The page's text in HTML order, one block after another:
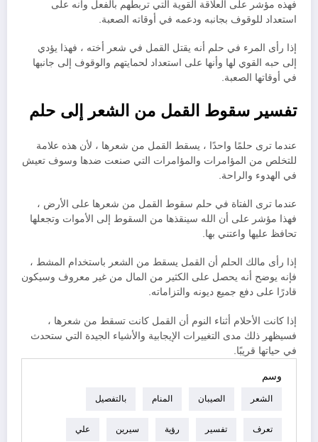
فهذه مؤشر على العلاقة القوية التي تربطهم بالفعل وأنه على
استعداد للوقوف بجانبه ودعمه في أوقاته الصعبة.
إذا رأى المرء في حلم أنه يقتل القمل في شعر أخته ، فهذا يؤدي
إلى حبه القوي لها وأنها على استعداد لحمايتهم والوقوف إلى جانبها
في أوقاتها الصعبة.
تفسير سقوط القمل من الشعر إلى حلم
عندما ترى حلمًا واحدًا ، يسقط القمل من شعرها ، لأن هذه علامة
للتخلص من المؤامرات والمؤامرات التي صنعت ضدها وسوف تعيش
في الهدوء والراحة.
عندما ترى الفتاة في حلم سقوط القمل من شعرها على الأرض ،
فهذا مؤشر على أن الله سينقذها من السقوط إلى الأموات وتجعلها
تحافظ عليها واعتني بها.
إذا رأى مالك الحلم أن القمل يسقط من الشعر باستخدام المشط ،
فإنه يوضح أنه يحصل على الكثير من المال من غير معروف وسيكون
قادرًا على دفع جميع ديونه والتزاماته.
إذا كانت الأحلام أثناء النوم أن القمل كانت تسقط من شعرها ،
فسيظهر ذلك مدى التغييرات الإيجابية والأشياء الجيدة التي ستحدث
في حياتها قريبًا.
وسم
الشعر الصيبان المنام بالتفصيل
تعرف تفسير رؤية سيرين علي